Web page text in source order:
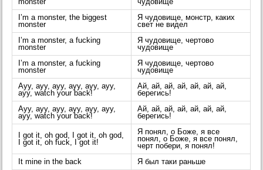
monster
чудовище
I’m a monster, the biggest
monster
Я чудовище, монстр, каких
свет не видел
I’m a monster, a fucking
monster
Я чудовище, чертово
чудовище
I’m a monster, a fucking
monster
Я чудовище, чертово
чудовище
Ayy, ayy, ayy, ayy, ayy, ayy,
ayy, watch your back!
Ай, ай, ай, ай, ай, ай, ай,
берегись!
Ayy, ayy, ayy, ayy, ayy, ayy,
ayy, watch your back!
Ай, ай, ай, ай, ай, ай, ай,
берегись!
I got it, oh god, I got it, oh god,
I got it, oh fuck, I got it!
Я понял, о Боже, я все
понял, о Боже, я все понял,
черт побери, я понял!
It mine in the back
Я был таки раньше